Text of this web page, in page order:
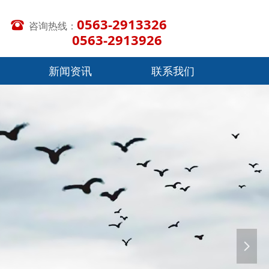
넲
新闻资讯 联系我们
咨询热线： 0563-2913326
0563-2913926
뀰